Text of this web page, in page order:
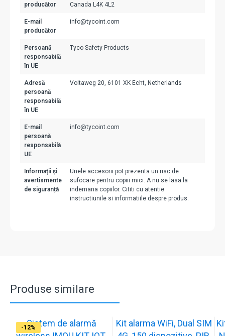
producător
Canada L4K 4L2
E-mail
producător
info@tycoint.com
Persoană
responsabilă
în UE
Tyco Safety Products
Adresă
persoană
responsabilă
în UE
Voltaweg 20, 6101 XK Echt, Netherlands
E-mail
persoană
responsabilă
UE
info@tycoint.com
Informații și
avertismente
de siguranță
Unele accesorii pot prezenta un risc de
sufocare pentru copiii mici. A nu se lasa la
indemana copiilor. Cititi cu atentie
instructiunile si informatiile despre produs.
Produse similare
-31%
Sistem de alarmă
-12%
Kit alarma WiFi, Dual SIM
-29%
-29%
-29%
-29%
-9%
-20%
-12%